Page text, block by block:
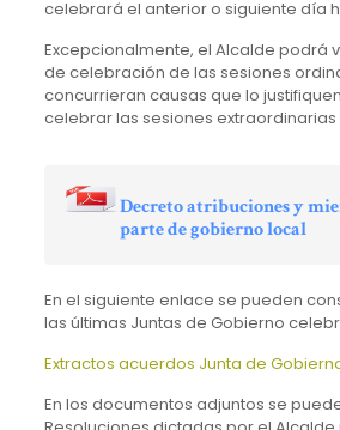
celebrará el anterior o siguiente día
Excepcionalmente, el Alcalde podrá
de celebración de las sesiones
concurrieran causas que lo
celebrar las sesiones
Decreto atribuciones y
parte de gobierno local
En el siguiente enlace se pueden
las últimas Juntas de Gobierno
Extractos acuerdos Junta de
En los documentos adjuntos se